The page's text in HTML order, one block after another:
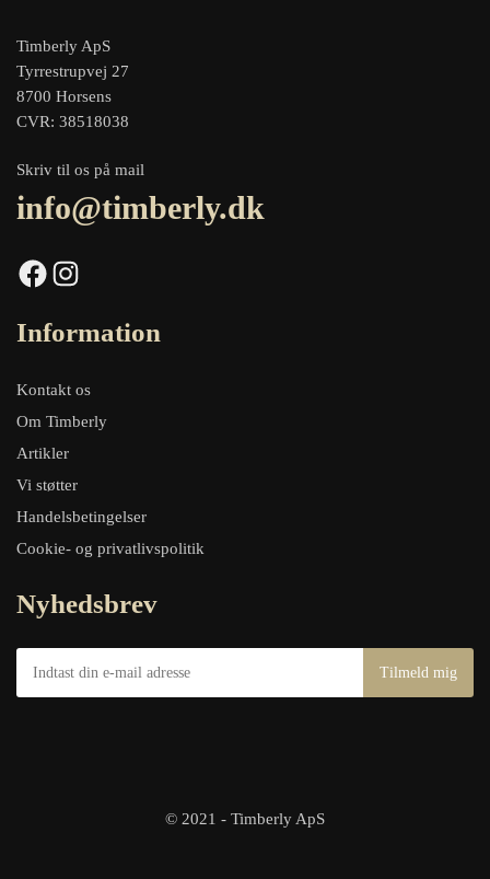
Timberly ApS
Tyrrestrupvej 27
8700 Horsens
CVR: 38518038
Skriv til os på mail
info@timberly.dk
Facebook Instagram
Information
Kontakt os
Om Timberly
Artikler
Vi støtter
Handelsbetingelser
Cookie- og privatlivspolitik
Nyhedsbrev
© 2021 - Timberly ApS